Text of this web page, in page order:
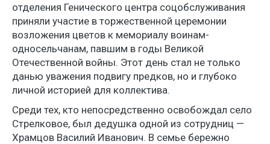
отделения Генического центра соцобслуживания
приняли участие в торжественной церемонии
возложения цветов к мемориалу воинам-
односельчанам, павшим в годы Великой
Отечественной войны. Этот день стал не только
данью уважения подвигу предков, но и глубоко
личной историей для коллектива.
Среди тех, кто непосредственно освобождал село
Стрелковое, был дедушка одной из сотрудниц —
Храмцов Василий Иванович. В семье бережно